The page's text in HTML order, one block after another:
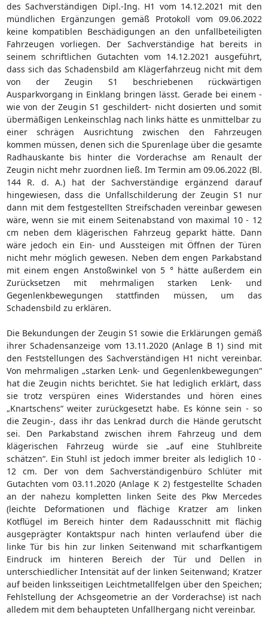
des Sachverständigen Dipl.-Ing. H1 vom 14.12.2021 mit den
mündlichen Ergänzungen gemäß Protokoll vom 09.06.2022
keine kompatiblen Beschädigungen an den unfallbeteiligten
Fahrzeugen vorliegen. Der Sachverständige hat bereits in
seinem schriftlichen Gutachten vom 14.12.2021 ausgeführt,
dass sich das Schadensbild am Klägerfahrzeug nicht mit dem
von der Zeugin S1 beschriebenen rückwärtigen
Ausparkvorgang in Einklang bringen lässt. Gerade bei einem -
wie von der Zeugin S1 geschildert- nicht dosierten und somit
übermäßigen Lenkeinschlag nach links hätte es unmittelbar zu
einer schrägen Ausrichtung zwischen den Fahrzeugen
kommen müssen, denen sich die Spurenlage über die gesamte
Radhauskante bis hinter die Vorderachse am Renault der
Zeugin nicht mehr zuordnen ließ. Im Termin am 09.06.2022 (Bl.
144 R. d. A.) hat der Sachverständige ergänzend darauf
hingewiesen, dass die Unfallschilderung der Zeugin S1 nur
dann mit dem festgestellten Streifschaden vereinbar gewesen
wäre, wenn sie mit einem Seitenabstand von maximal 10 - 12
cm neben dem klägerischen Fahrzeug geparkt hätte. Dann
wäre jedoch ein Ein- und Aussteigen mit Öffnen der Türen
nicht mehr möglich gewesen. Neben dem engen Parkabstand
mit einem engen Anstoßwinkel von 5 ° hätte außerdem ein
Zurücksetzen mit mehrmaligen starken Lenk- und
Gegenlenkbewegungen stattfinden müssen, um das
Schadensbild zu erklären.
Die Bekundungen der Zeugin S1 sowie die Erklärungen gemäß
ihrer Schadensanzeige vom 13.11.2020 (Anlage B 1) sind mit
den Feststellungen des Sachverständigen H1 nicht vereinbar.
Von mehrmaligen „starken Lenk- und Gegenlenkbewegungen“
hat die Zeugin nichts berichtet. Sie hat lediglich erklärt, dass
sie trotz verspüren eines Widerstandes und hören eines
„Knartschens“ weiter zurückgesetzt habe. Es könne sein - so
die Zeugin-, dass ihr das Lenkrad durch die Hände gerutscht
sei. Den Parkabstand zwischen ihrem Fahrzeug und dem
klägerischen Fahrzeug würde sie „auf eine Stuhlbreite
schätzen“. Ein Stuhl ist jedoch immer breiter als lediglich 10 -
12 cm. Der von dem Sachverständigenbüro Schlüter mit
Gutachten vom 03.11.2020 (Anlage K 2) festgestellte Schaden
an der nahezu kompletten linken Seite des Pkw Mercedes
(leichte Deformationen und flächige Kratzer am linken
Kotflügel im Bereich hinter dem Radausschnitt mit flächig
ausgeprägter Kontaktspur nach hinten verlaufend über die
linke Tür bis hin zur linken Seitenwand mit scharfkantigem
Eindruck im hinteren Bereich der Tür und Dellen in
unterschiedlicher Intensität auf der linken Seitenwand; Kratzer
auf beiden linksseitigen Leichtmetallfelgen über den Speichen;
Fehlstellung der Achsgeometrie an der Vorderachse) ist nach
alledem mit dem behaupteten Unfallhergang nicht vereinbar.